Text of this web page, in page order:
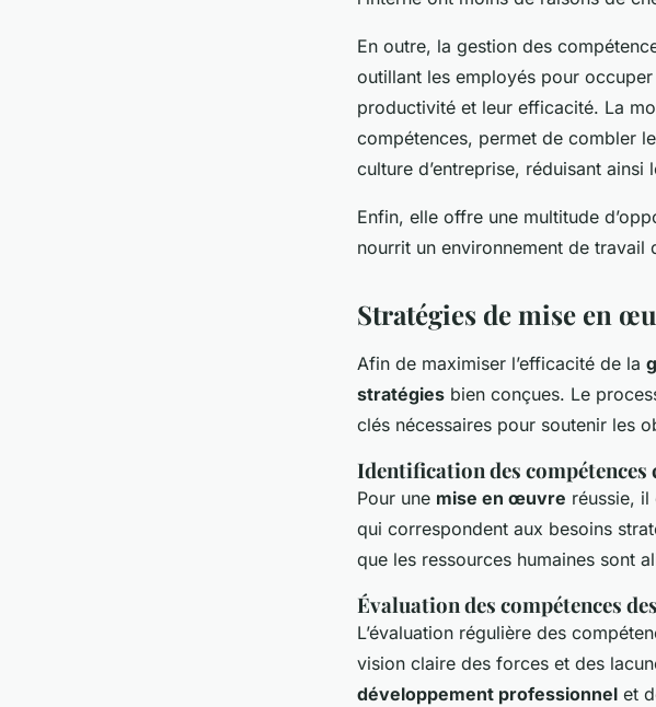
En outre, la gestion des
outillant les employés pour
productivité et leur efficacité. La
compétences, permet de combler
culture d’entreprise, réduisant ainsi
Enfin, elle offre une multitude
nourrit un environnement de travail
Stratégies de mise en
Afin de maximiser l’efficacité de la
stratégies bien conçues. Le
clés nécessaires pour soutenir les
Identification des compétences
Pour une mise en œuvre réussie,
qui correspondent aux besoins
que les ressources humaines sont
Évaluation des compétences
L’évaluation régulière des
vision claire des forces et des
développement professionnel et